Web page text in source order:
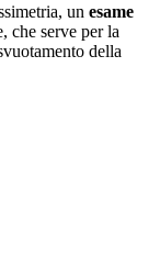
un esame
che serve per la
della